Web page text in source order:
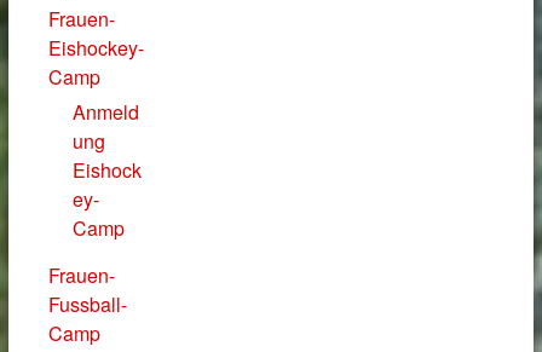
Frauen-
Eishockey-
Camp
Anmeld
ung
Eishock
ey-
Camp
Frauen-
Fussball-
Camp